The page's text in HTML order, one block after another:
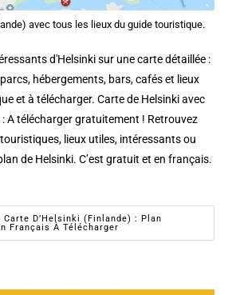
avec tous les lieux du guide touristique.
d'Helsinki sur une carte détaillée :
hébergements, bars, cafés et lieux
et à télécharger. Carte de Helsinki avec
A télécharger gratuitement ! Retrouvez
lieux utiles, intéressants ou
de Helsinki. C’est gratuit et en français.
Carte D’Helsinki (Finlande) : Plan
Français À Télécharger